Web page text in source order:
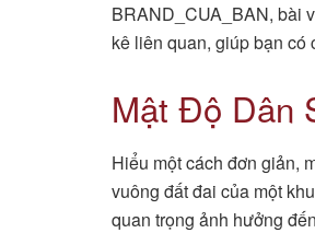
BRAND_CUA_BAN, bài
kê liên quan, giúp bạn có
Mật Độ Dân
Hiểu một cách đơn giản,
vuông đất đai của một
quan trọng ảnh hưởng